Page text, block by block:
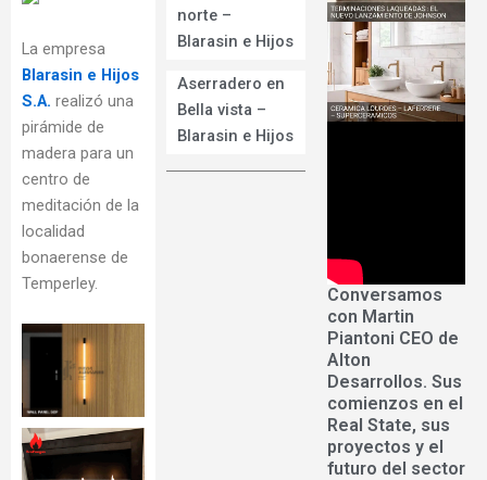
La empresa
Blarasin e Hijos
S.A. realizó una
pirámide de
madera para un
centro de
meditación de la
localidad
bonaerense de
Temperley.
norte –
Blarasin e Hijos
Aserradero en
Bella vista –
Blarasin e Hijos
Conversamos
con Martin
Piantoni CEO de
Alton
Desarrollos. Sus
comienzos en el
Real State, sus
proyectos y el
futuro del sector